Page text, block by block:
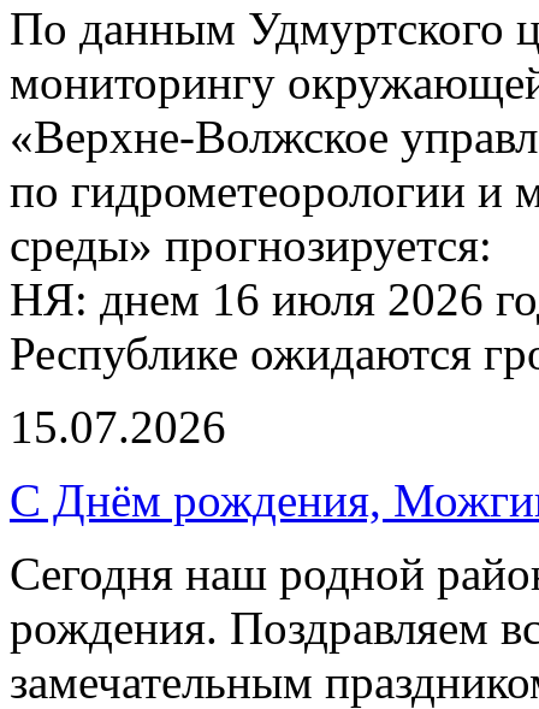
По данным Удмуртского
мониторингу
«Верхне-Волжское
по гидрометеорологии
среды» прогнозируется:
НЯ: днем 16 июля 2026
Республике ожидаются
15.07.2026
С Днём рождения,
Сегодня наш родной
рождения. Поздравляем
замечательным